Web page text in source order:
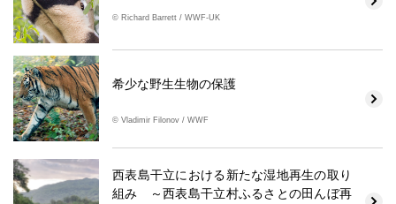
© Richard Barrett / WWF-UK
希少な野生生物の保護
© Vladimir Filonov / WWF
西表島干立における新たな湿地再生の取り
組み ～西表島干立村ふるさとの田んぼ再